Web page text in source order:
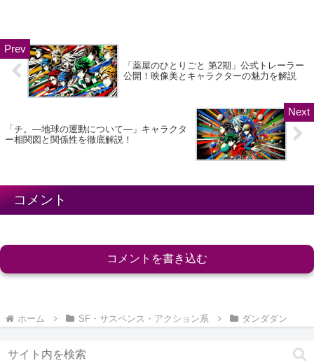
「薬屋のひとりごと 第2期」公式トレーラー
公開！映像美とキャラクターの魅力を解説
「チ。―地球の運動について―」キャラクタ
ー相関図と関係性を徹底解説！
コメント
コメントを書き込む
ホーム SF・サスペンス・アクション系 ダンダダン